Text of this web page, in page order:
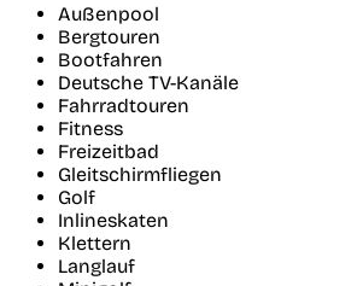
Außenpool
Bergtouren
Bootfahren
Deutsche TV-Kanäle
Fahrradtouren
Fitness
Freizeitbad
Gleitschirmfliegen
Golf
Inlineskaten
Klettern
Langlauf